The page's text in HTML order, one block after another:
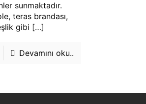
sunmaktadır.
teras brandası,
gibi […]
Devamını oku..